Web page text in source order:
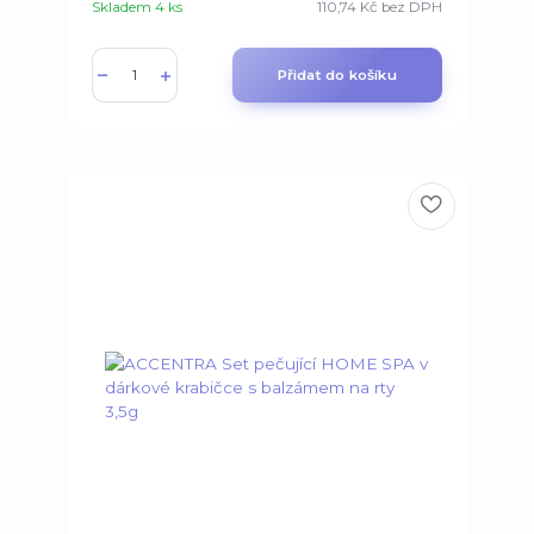
110,74 Kč bez DPH
Skladem 4 ks
Přidat do košíku